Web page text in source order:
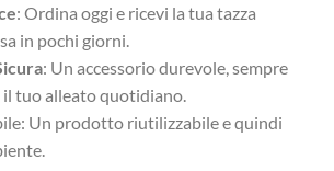
: Ordina oggi e ricevi la tua tazza
in pochi giorni.
: Un accessorio durevole, sempre
tuo alleato quotidiano.
Un prodotto riutilizzabile e quindi